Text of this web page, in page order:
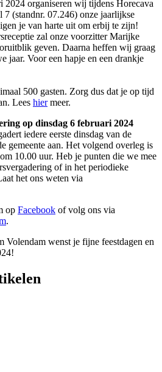
2024 organiseren wij tijdens Horecava
(standnr. 07.246) onze jaarlijkse
je van harte uit om erbij te zijn!
zal onze voorzitter Marijke
geven. Daarna heffen wij graag
jaar. Voor een hapje en een drankje
500 gasten. Zorg dus dat je op tijd
Lees hiermeer.
op dinsdag 6 februari 2024
iedere eerste dinsdag van de
gemeente aan. Het volgend overleg is
10.00 uur. Heb je punten die we mee
of in het periodieke
het ons weten via
op Facebook of volg ons via
.
wenst je fijne feestdagen en